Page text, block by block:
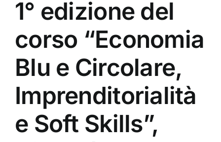
1° edizione del
corso “Economia
Blu e Circolare,
Imprenditorialità
e Soft Skills”,